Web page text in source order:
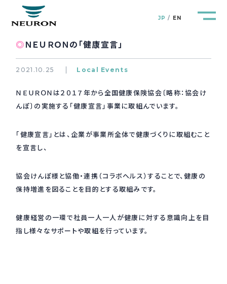
JP EN
管路防災研究所 Pipeline Resilience Lab.
研究開発 R&D
新着情報 News&Topics
◎ ＮＥＵＲＯＮの「健康宣言」
2021.10.25 Local Events
ＮＥＵＲＯＮは２０１７年から全国健康保険協会〔略称：協会け
んぽ〕の実施する「健康宣言」事業に取組んでいます。
「健康宣言」とは、企業が事業所全体で健康づくりに取組むこと
を宣言し、
協会けんぽ様と協働・連携（コラボヘルス）することで、健康の
保持増進を図ることを目的とする取組みです。
健康経営の一環で社員一人一人が健康に対する意識向上を目
指し様々なサポートや取組を行っています。